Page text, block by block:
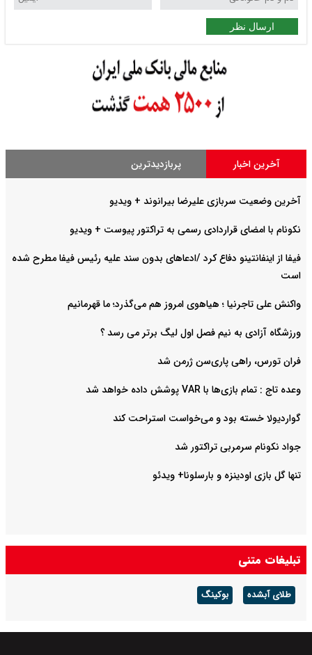
ارسال نظر
آخرین اخبار پربازدیدترین
آخرین وضعیت سربازی علیرضا بیرانوند + ویدیو
نکونام با امضای قراردادی رسمی به تراکتور پیوست + ویدیو
فیفا از اینفانتینو دفاع کرد /ادعاهای بدون سند علیه رئیس فیفا مطرح شده
است
واکنش علی تاجرنیا ؛ هیاهوی امروز هم می‌گذرد؛ ما قهرمانیم
ورزشگاه آزادی به نیم فصل اول لیگ برتر می رسد ؟
فران تورس، راهی پاری‌سن ژرمن شد
وعده تاج : تمام بازی‌ها با VAR پوشش داده خواهد شد
گواردیولا خسته بود و می‌خواست استراحت کند
جواد نکونام سرمربی تراکتور شد
تنها گل بازی اودینزه و بارسلونا+ ویدئو
تبلیغات متنی
طلای آبشده بوکینگ